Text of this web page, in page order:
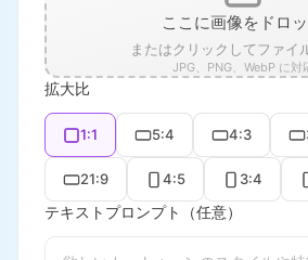
ここに画像をドロ
またはクリックしてファイ
JPG、PNG、WebP に対
拡大比
1:1 5:4 4:3
21:9 4:5 3:4
テキストプロンプト（任意）